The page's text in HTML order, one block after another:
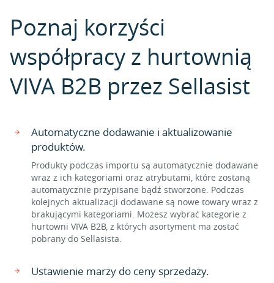
Poznaj korzyści
współpracy z hurtownią
VIVA B2B przez Sellasist
Automatyczne dodawanie i aktualizowanie
produktów.
Produkty podczas importu są automatycznie dodawane
wraz z ich kategoriami oraz atrybutami, które zostaną
automatycznie przypisane bądź stworzone. Podczas
kolejnych aktualizacji dodawane są nowe towary wraz z
brakującymi kategoriami. Możesz wybrać kategorie z
hurtowni VIVA B2B, z których asortyment ma zostać
pobrany do Sellasista.
Ustawienie marży do ceny sprzedaży.